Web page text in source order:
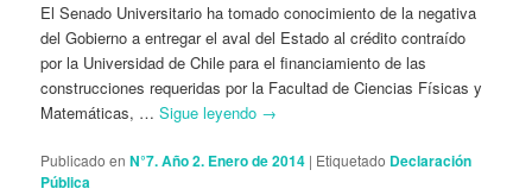
El Senado Universitario ha tomado conoci­miento de la negativa
del Gobierno a entre­gar el aval del Estado al crédito contraído
por la Universidad de Chile para el financiamiento de las
construcciones requeridas por la Facul­tad de Ciencias Físicas y
Matemáticas, …Sigue leyendo →
Publicado en N°7. Año 2. Enero de 2014 | Etiquetado Declaración
Pública